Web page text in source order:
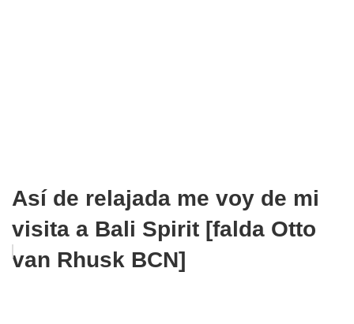
Así de relajada me voy de mi
visita a Bali Spirit [falda Otto
van Rhusk BCN]